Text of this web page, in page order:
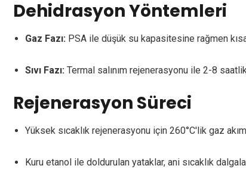
Dehidrasyon Yöntemleri
Gaz Fazı: PSA ile düşük su kapasitesine rağmen
Sıvı Fazı: Termal salınım rejenerasyonu ile 2-8
Rejenerasyon Süreci
Yüksek sıcaklık rejenerasyonu için 260°C'lik gaz
Kuru etanol ile doldurulan yataklar, ani sıcaklık